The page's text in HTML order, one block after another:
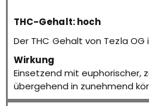
THC-Gehalt: hoch
Der THC Gehalt von Tezla OG
Wirkung
Einsetzend mit euphorischer,
übergehend in zunehmend